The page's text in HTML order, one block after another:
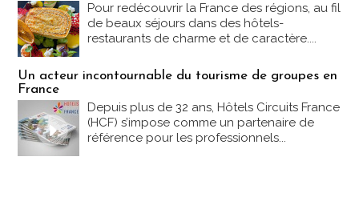
Pour redécouvrir la France des régions, au fil
de beaux séjours dans des hôtels-
restaurants de charme et de caractère....
Un acteur incontournable du tourisme de groupes en
France
Depuis plus de 32 ans, Hôtels Circuits France
(HCF) s’impose comme un partenaire de
référence pour les professionnels...